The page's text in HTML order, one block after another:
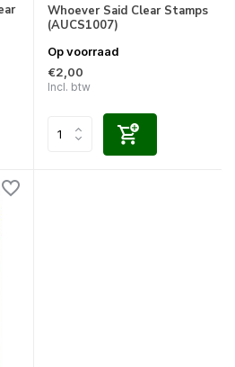
Whoever Said Clear Stamps
(AUCS1007)
Op voorraad
€2,00
Incl. btw